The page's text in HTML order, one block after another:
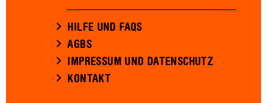
HILFE UND FAQS
AGBS
IMPRESSUM UND DATENSCHUTZ
KONTAKT